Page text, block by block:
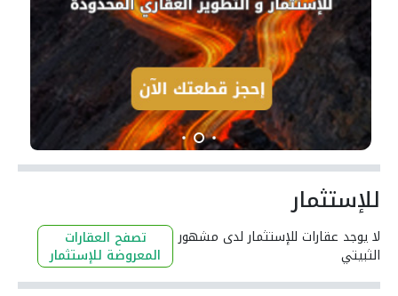
للإستثمار
لا يوجد عقارات للإستثمار لدى مشهور
الثبيتي
تصفح العقارات
المعروضة للإستثمار